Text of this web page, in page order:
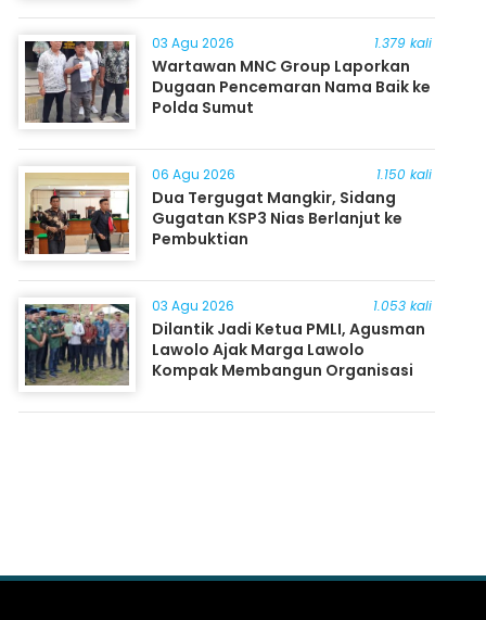
03 Agu 2026 1.379 kali
Wartawan MNC Group Laporkan
Dugaan Pencemaran Nama Baik ke
Polda Sumut
06 Agu 2026 1.150 kali
Dua Tergugat Mangkir, Sidang
Gugatan KSP3 Nias Berlanjut ke
Pembuktian
03 Agu 2026 1.053 kali
Dilantik Jadi Ketua PMLI, Agusman
Lawolo Ajak Marga Lawolo
Kompak Membangun Organisasi